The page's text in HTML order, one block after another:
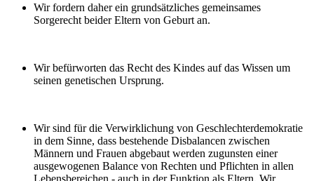
Wir fordern daher ein grundsätzliches gemeinsames
Sorgerecht beider Eltern von Geburt an.
Wir befürworten das Recht des Kindes auf das Wissen um
seinen genetischen Ursprung.
Wir sind für die Verwirklichung von Geschlechterdemokratie
in dem Sinne, dass bestehende Disbalancen zwischen
Männern und Frauen abgebaut werden zugunsten einer
ausgewogenen Balance von Rechten und Pflichten in allen
Lebensbereichen - auch in der Funktion als Eltern. Wir